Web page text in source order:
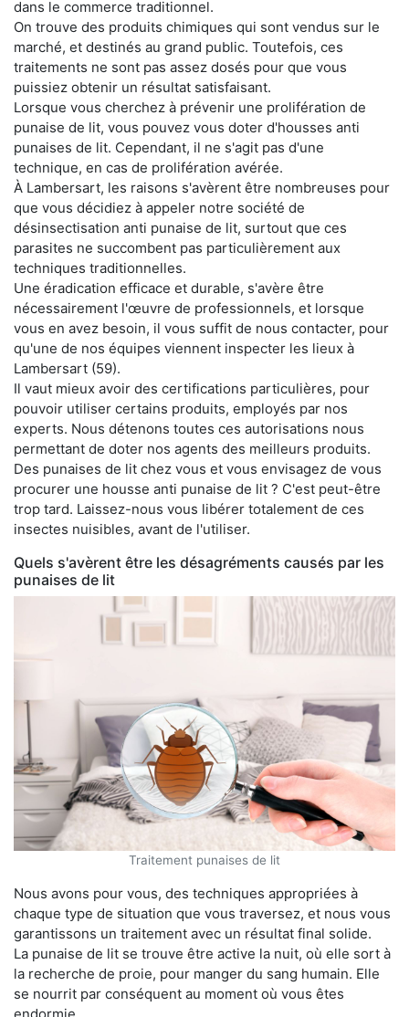
dans le commerce traditionnel.
On trouve des produits chimiques qui sont vendus sur le
marché, et destinés au grand public. Toutefois, ces
traitements ne sont pas assez dosés pour que vous
puissiez obtenir un résultat satisfaisant.
Lorsque vous cherchez à prévenir une prolifération de
punaise de lit, vous pouvez vous doter d'housses anti
punaises de lit. Cependant, il ne s'agit pas d'une
technique, en cas de prolifération avérée.
À Lambersart, les raisons s'avèrent être nombreuses pour
que vous décidiez à appeler notre société de
désinsectisation anti punaise de lit, surtout que ces
parasites ne succombent pas particulièrement aux
techniques traditionnelles.
Une éradication efficace et durable, s'avère être
nécessairement l'œuvre de professionnels, et lorsque
vous en avez besoin, il vous suffit de nous contacter, pour
qu'une de nos équipes viennent inspecter les lieux à
Lambersart (59).
Il vaut mieux avoir des certifications particulières, pour
pouvoir utiliser certains produits, employés par nos
experts. Nous détenons toutes ces autorisations nous
permettant de doter nos agents des meilleurs produits.
Des punaises de lit chez vous et vous envisagez de vous
procurer une housse anti punaise de lit ? C'est peut-être
trop tard. Laissez-nous vous libérer totalement de ces
insectes nuisibles, avant de l'utiliser.
Quels s'avèrent être les désagréments causés par les
punaises de lit
Traitement punaises de lit
Nous avons pour vous, des techniques appropriées à
chaque type de situation que vous traversez, et nous vous
garantissons un traitement avec un résultat final solide.
La punaise de lit se trouve être active la nuit, où elle sort à
la recherche de proie, pour manger du sang humain. Elle
se nourrit par conséquent au moment où vous êtes
endormie.